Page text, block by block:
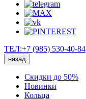
ТЕЛ:+7 (985) 530-40-84
назад
Скидки до 50%
Новинки
Кольца